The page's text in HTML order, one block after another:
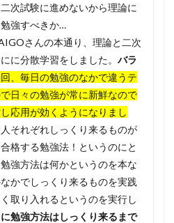
次試験に進めないから理論に
強すべきか…
さんの本通り、理論と二次
に分散学習をしました。 バラ
、毎日の勉強のなかで違うテ
日々の勉強が常に新鮮なので
応用が効くようになりまし
それぞれしっくり来るものが
格する勉強法！というのにと
強方法は何かというのを本な
かでしっくり来るものを実践
取り入れるというのを実行し
勉強方法はしっくり来るまで